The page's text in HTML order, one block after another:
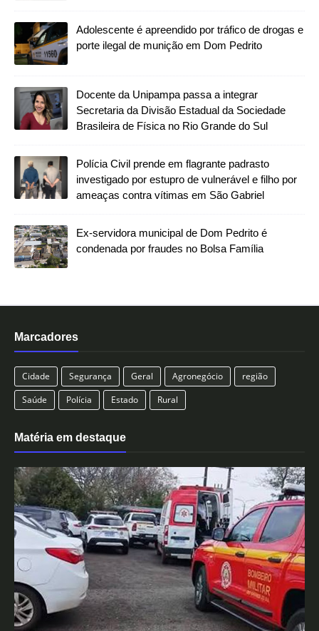
Adolescente é apreendido por tráfico de drogas e
porte ilegal de munição em Dom Pedrito
Docente da Unipampa passa a integrar
Secretaria da Divisão Estadual da Sociedade
Brasileira de Física no Rio Grande do Sul
Polícia Civil prende em flagrante padrasto
investigado por estupro de vulnerável e filho por
ameaças contra vítimas em São Gabriel
Ex-servidora municipal de Dom Pedrito é
condenada por fraudes no Bolsa Família
Marcadores
Cidade Segurança Geral Agronegócio
região
Saúde
Polícia Estado Rural
Matéria em destaque